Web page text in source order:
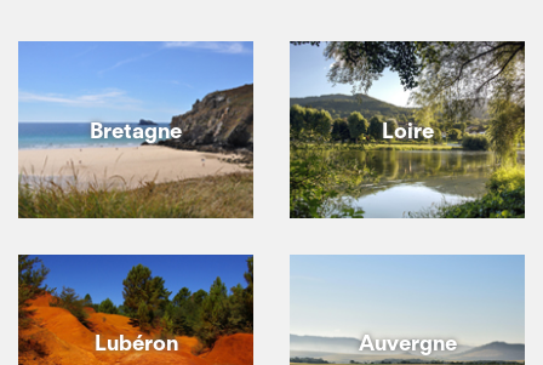
Bretagne Loire
Lubéron Auvergne